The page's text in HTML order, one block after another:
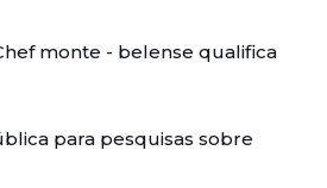
monte - belense qualifica
para pesquisas sobre